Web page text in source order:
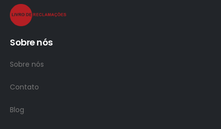
Sobre nós
Sobre nós
Contato
Blog